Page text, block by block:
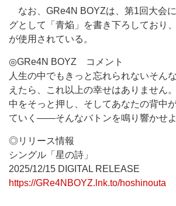
なお、GRe4N BOYZは、第1回大会
グとして「青焔」を書き下ろしており
が使用されている。
◎GRe4N BOYZ コメント
人生の中でもきっと忘れられないそん
えたら、これ以上の幸せはありません
中をそっと押し、そしてあなたの背中
ていく――そんなバトンを鳴り響かせよ
◎リリース情報
シングル「星の詩」
2025/12/15 DIGITAL RELEASE
https://GRe4NBOYZ.lnk.to/hoshinouta